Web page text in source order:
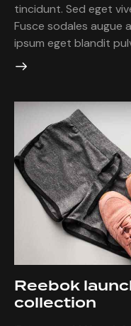
tincidunt. Sed eget
Fusce sodales augue
ipsum eget blandit
Reebok
collection